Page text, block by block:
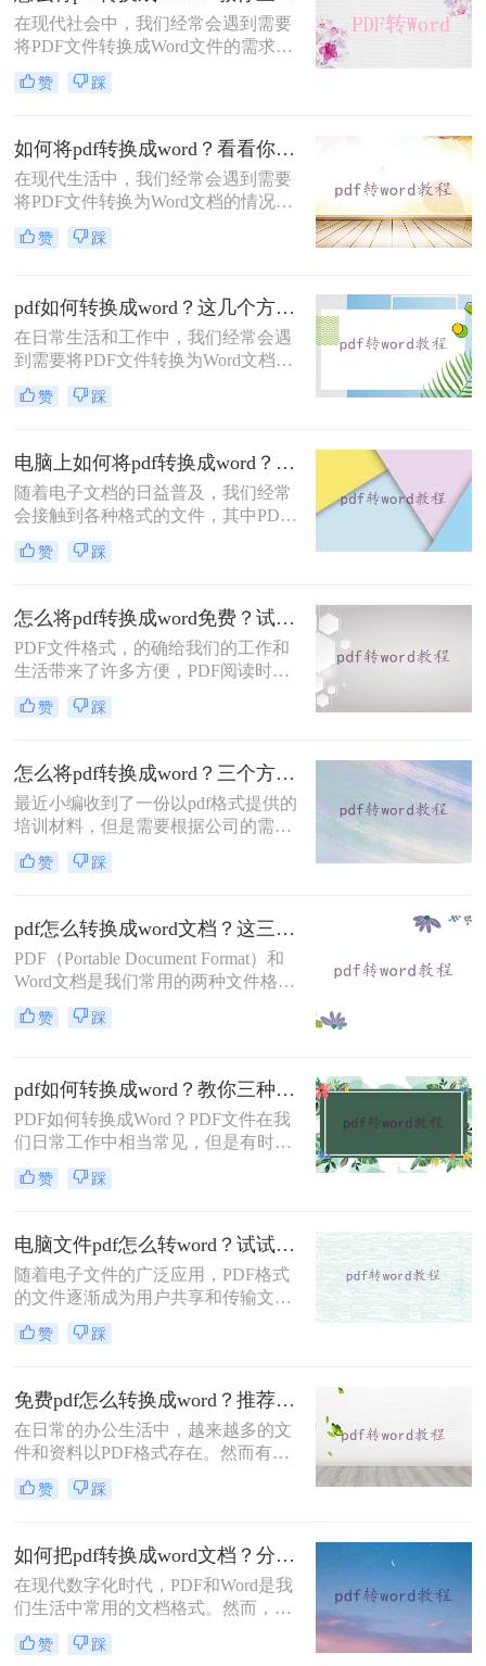
效的方法可以解决这个问题，那就是
将PDF文件转换为Word文件。本文将
为大家介绍pdf怎么转换成word方法，
下面一起看看吧。
在现代社会中，我们经常会遇到需要
将PDF文件转换成Word文件的需求。
无论是为了编辑文本内容，还是为了
复制、粘贴或进行其他操作，将PDF
作和学习。那么，怎么将pdf转换成
word呢？本文将为大家提供详细的教
程及推荐一些高效的软件，帮助大家
顺利完成转换任务。
赞 踩
如何将pdf转换成word？看看你最适合哪种方法！
在现代生活中，我们经常会遇到需要
将PDF文件转换为Word文档的情况。
不管是出于编辑需要，还是为了方便
和共享，将PDF转换为Word是一个十
是选择一个高效且易于使用的工具非
常重要。在本文中，我们将向您介绍
如何将pdf转换成word，并提供一些值
得信赖的工具供您选择。
赞 踩
pdf如何转换成word？这几个方法教你轻松转换！
在日常生活和工作中，我们经常会遇
到需要将PDF文件转换为Word文档的
情况。转换后的文档可以方便地进行
编辑、排版和分享，满足不同的需
word方法，帮助您轻松实现转换。
赞 踩
电脑上如何将pdf转换成word？分享3种简单方法~
随着电子文档的日益普及，我们经常
会接触到各种格式的文件，其中PDF
和Word文档是最常见的两种格式。有
时候我们可能需要将PDF转换成
本文将介绍电脑上如何将pdf转换成
word方法，帮助你在电脑上快速将
PDF文档转换成可编辑的Word文档。
赞 踩
怎么将pdf转换成word免费？试试下面的几种方法！
PDF文件格式，的确给我们的工作和
生活带来了许多方便，PDF阅读时，
可以固定版面不跳格式，但是PDF也
并非万能的使用场景，比如PDF的内
选择PDF格式的内容需要更好的时
候，就会比较麻烦，选择PDF格式的
时候，PDF格式也不是万能的，比如
编辑内容的时候，就会比较麻烦，需
要转换成Word的格式，但是怎么将
pdf转换成word免费需要用PDF转换工
赞 踩
怎么将pdf转换成word？三个方法轻松完成！
最近小编收到了一份以pdf格式提供的
培训材料，但是需要根据公司的需求
进行个性化调整和定制化设计，不能
完全照搬照抄。为了确保培训课程与
就需要将培训材料转换为可编辑的
word格式。小编也有一些能够PDF转
Word的软件，一键就快速解决了文件
格式转换的问题，那如果你不知道怎
么将pdf转换成word，下面小编就开始
分享！
赞 踩
pdf怎么转换成word文档？这三个方法轻松实现文档格式转换！
PDF（Portable Document Format）和
Word文档是我们常用的两种文件格
式。有时我们需要将PDF文件转换成
Word文档来编辑或进行其他操作，但
word文档方法，帮助您轻松将PDF文
件转换成可编辑的Word文档。
赞 踩
pdf如何转换成word？教你三种好用的方法！
PDF如何转换成Word？PDF文件在我
们日常工作中相当常见，但是有时我
们需要将PDF文件转换为可编辑的
Word文档，以方便我们进行编辑。那
Word文档呢？下面一起看看吧。
赞 踩
电脑文件pdf怎么转word？试试下面的几种方法！
随着电子文件的广泛应用，PDF格式
的文件逐渐成为用户共享和传输文件
的首选。然而，有时候我们需要对
PDF文件进行编辑，PDF与Word格式
为大家详细介绍电脑文件pdf怎么转
word的方法。
赞 踩
免费pdf怎么转换成word？推荐这三种方法给你！
在日常的办公生活中，越来越多的文
件和资料以PDF格式存在。然而有时
我们需要对这些PDF文件进行修改、
编辑或重新利用其中的内容，而面对
Word的方法就很重要了。但是大家了
解哪些pdf转word技巧呢？下面就教大
家免费pdf怎么转换成word方法，快来
看看有没有适合你的吧！
赞 踩
如何把pdf转换成word文档？分享三种简单方法~
在现代数字化时代，PDF和Word是我
们生活中常用的文档格式。然而，有
时候我们需要将PDF转换成Word文
档，以方便编辑、更改或重复利用其
赞 踩